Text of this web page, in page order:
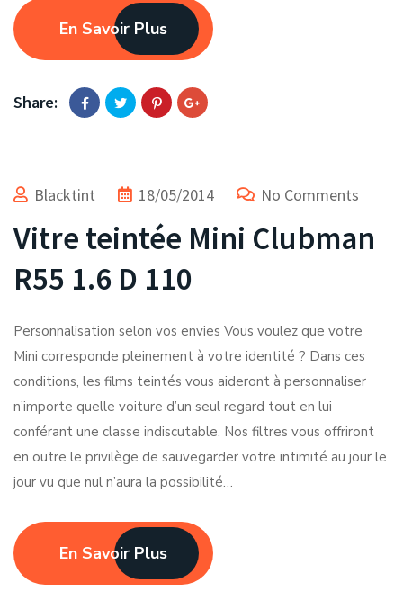
En Savoir Plus
Share:
Blacktint 18/05/2014 No Comments
Vitre teintée Mini Clubman
R55 1.6 D 110
Personnalisation selon vos envies Vous voulez que votre
Mini corresponde pleinement à votre identité ? Dans ces
conditions, les films teintés vous aideront à personnaliser
n’importe quelle voiture d’un seul regard tout en lui
conférant une classe indiscutable. Nos filtres vous offriront
en outre le privilège de sauvegarder votre intimité au jour le
jour vu que nul n’aura la possibilité…
En Savoir Plus